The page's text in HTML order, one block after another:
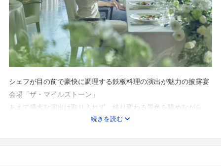
シェフが目の前で豪快に調理する鉄板料理の演出が魅力の披露宴
会場「ザ・マイルストーン」
あえて盛大な演出は取り入れず、移り変わる景色を眺めながら、
美味しい料理と飲物をゆったり楽しむ大人な時間。
続きを読む